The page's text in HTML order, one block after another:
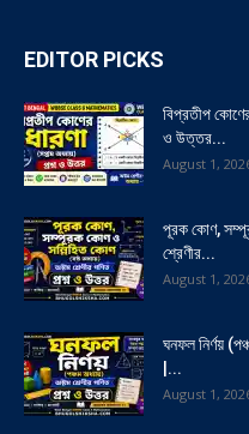
EDITOR PICKS
বিপ্রতীপ
ও উত্তর...
August 1,
পূরক কোণ,
শ্রেণীর...
August 1,
ঘনফল নির্ণয়
|...
August 1,